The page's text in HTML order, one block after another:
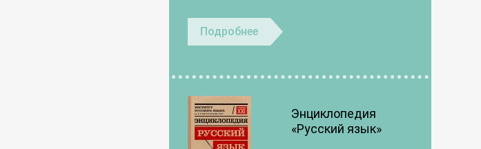
Подробнее
Энциклопедия
«Русский язык»